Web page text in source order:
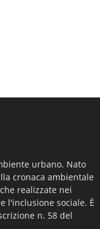
urbano. Nato
cronaca ambientale
realizzate nei
l'inclusione sociale. È
n. 58 del